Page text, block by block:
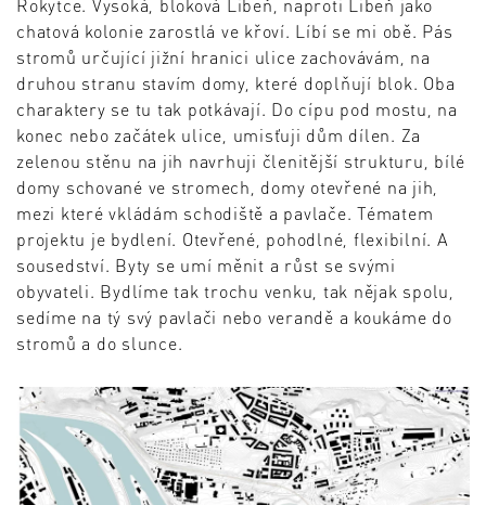
Rokytce. Vysoká, bloková Libeň, naproti Libeň jako
chatová kolonie zarostlá ve křoví. Líbí se mi obě. Pás
stromů určující jižní hranici ulice zachovávám, na
druhou stranu stavím domy, které doplňují blok. Oba
charaktery se tu tak potkávají. Do cípu pod mostu, na
konec nebo začátek ulice, umisťuji dům dílen. Za
zelenou stěnu na jih navrhuji členitější strukturu, bílé
domy schované ve stromech, domy otevřené na jih,
mezi které vkládám schodiště a pavlače. Tématem
projektu je bydlení. Otevřené, pohodlné, flexibilní. A
sousedství. Byty se umí měnit a růst se svými
obyvateli. Bydlíme tak trochu venku, tak nějak spolu,
sedíme na tý svý pavlači nebo verandě a koukáme do
stromů a do slunce.